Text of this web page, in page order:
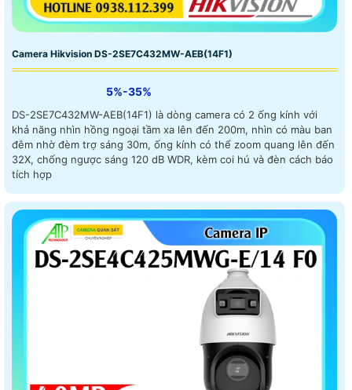
Camera Hikvision DS-2SE7C432MW-AEB(14F1)
5%-35%
DS-2SE7C432MW-AEB(14F1) là dòng camera có 2 ống kính với
khả năng nhìn hồng ngoại tầm xa lên đến 200m, nhìn có màu ban
đêm nhờ đèm trợ sáng 30m, ống kính có thể zoom quang lên đến
32X, chống ngược sáng 120 dB WDR, kèm coi hú và đèn cách báo
tích hợp